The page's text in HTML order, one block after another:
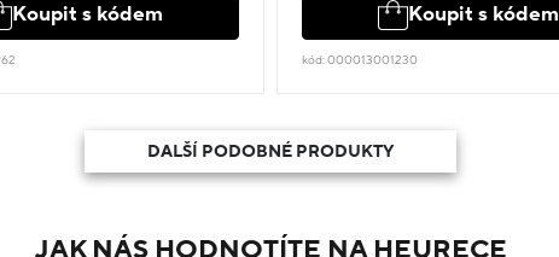
Koupit s kódem Koupit s kódem
kód: 000013001230
DALŠÍ PODOBNÉ PRODUKTY
JAK NÁS HODNOTÍTE NA HEURECE